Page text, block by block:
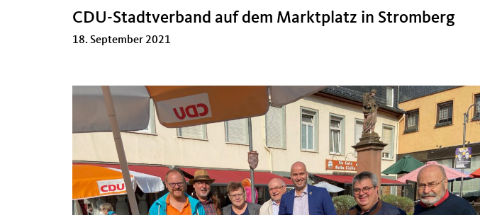
CDU-Stadtverband auf dem Marktplatz in Stromberg
18. September 2021